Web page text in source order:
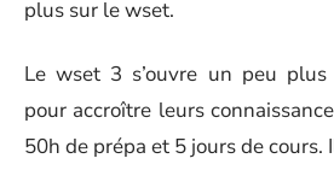
plus sur le wset.
Le wset 3 s’ouvre un peu plus
pour accroître leurs
50h de prépa et 5 jours de cours.